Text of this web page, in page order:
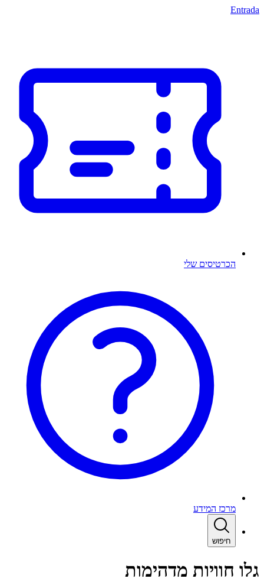
Entrada
הכרטיסים שלי
מרכז המידע
חיפוש
גלו חוויות מדהימות